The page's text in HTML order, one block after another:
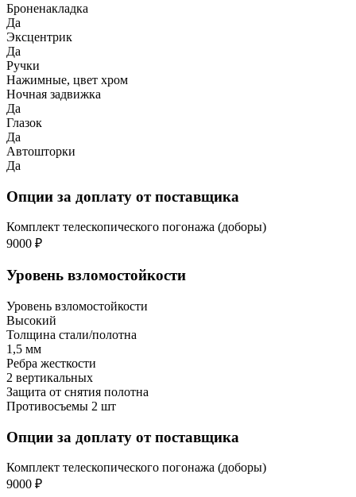
Броненакладка
Да
Эксцентрик
Да
Ручки
Нажимные, цвет хром
Ночная задвижка
Да
Глазок
Да
Автошторки
Да
Опции за доплату от поставщика
Комплект телескопического погонажа (доборы)
9000 ₽
Уровень взломостойкости
Уровень взломостойкости
Высокий
Толщина стали/полотна
1,5 мм
Ребра жесткости
2 вертикальных
Защита от снятия полотна
Противосъемы 2 шт
Опции за доплату от поставщика
Комплект телескопического погонажа (доборы)
9000 ₽